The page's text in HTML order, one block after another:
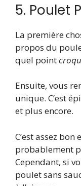
5. Poulet
La première
propos du
quel point
Ensuite, vous
unique. C’est
et plus encore.
C’est assez bon
probablement
Cependant, si
poulet sans